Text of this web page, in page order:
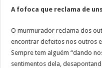
A fofoca que reclama de
O murmurador reclama dos
encontrar defeitos nos outros
Sempre tem alguém “dando
sentimentos dela,